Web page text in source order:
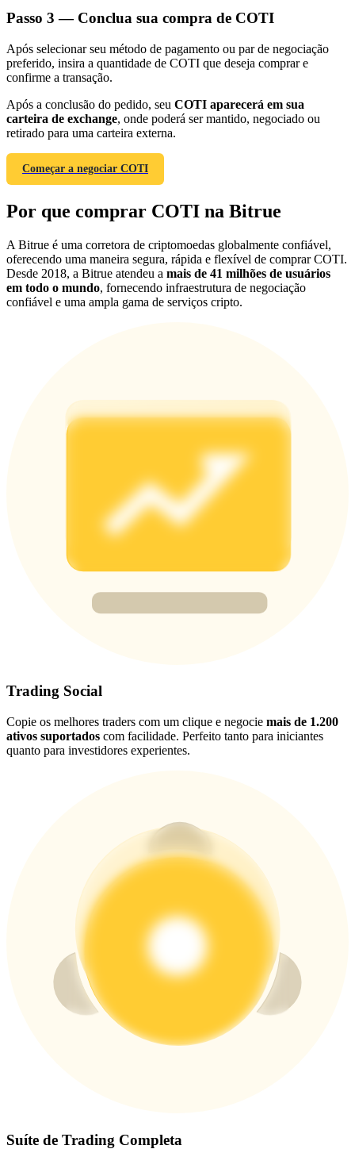
Indicação
Convide um amigo para receber recompensas em dinheiro
BTC Welcome Rewards
BTC Welcome Rewards
Share 500000 CASHCAT prize pool
Exclusive for BitMart Users
Register & Trade to Win 500,000 USDT
Trade Gold & Silver · 33,333 USDT Bonus
Mais eventos
Ganhe prêmios e recompensas exclusivas
Centro de recompensas
Passo 3 — Conclua sua compra de COTI
Após selecionar seu método de pagamento ou par de negociação
preferido, insira a quantidade de COTI que deseja comprar e
confirme a transação.
Após a conclusão do pedido, seu COTI aparecerá em sua
carteira de exchange, onde poderá ser mantido, negociado ou
retirado para uma carteira externa.
Começar a negociar COTI
Por que comprar COTI na Bitrue
A Bitrue é uma corretora de criptomoedas globalmente confiável,
oferecendo uma maneira segura, rápida e flexível de comprar COTI.
Desde 2018, a Bitrue atendeu a mais de 41 milhões de usuários
em todo o mundo, fornecendo infraestrutura de negociação
confiável e uma ampla gama de serviços cripto.
Trading Social
Copie os melhores traders com um clique e negocie mais de 1.200
ativos suportados com facilidade. Perfeito tanto para iniciantes
quanto para investidores experientes.
Suíte de Trading Completa